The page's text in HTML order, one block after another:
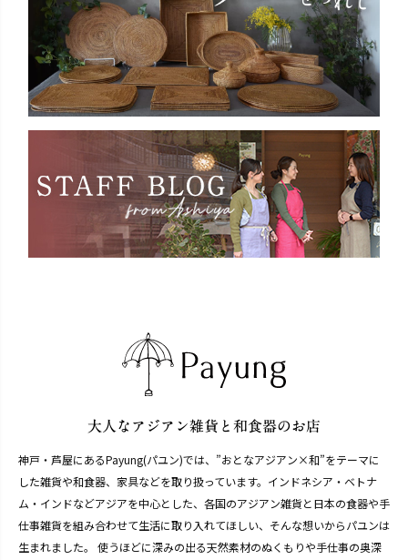
神戸・芦屋にあるPayung(パユン)では、”おとなアジアン×和”をテーマに
した雑貨や和食器、家具などを取り扱っています。インドネシア・ベトナ
ム・インドなどアジアを中心とした、各国のアジアン雑貨と日本の食器や手
仕事雑貨を組み合わせて生活に取り入れてほしい、そんな想いからパユンは
生まれました。 使うほどに深みの出る天然素材のぬくもりや手仕事の奥深